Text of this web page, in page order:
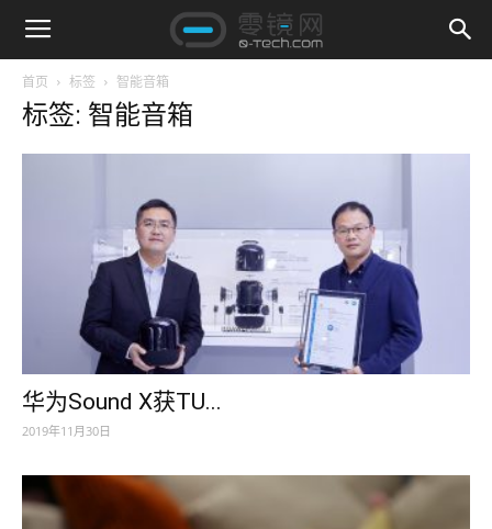
首页 标签 智能音箱
标签: 智能音箱
华为Sound X获TU...
2019年11月30日